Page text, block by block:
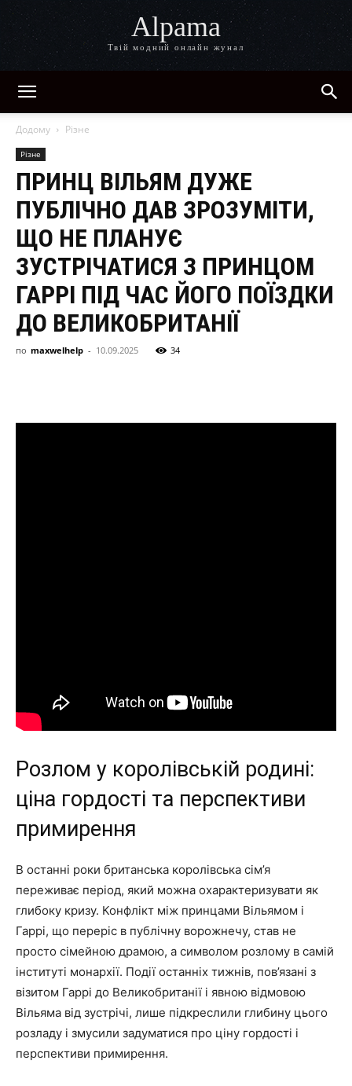
Alpama
Твій модний онлайн жунал
Додому Різне
Різне
ПРИНЦ ВІЛЬЯМ ДУЖЕ
ПУБЛІЧНО ДАВ ЗРОЗУМІТИ,
ЩО НЕ ПЛАНУЄ
ЗУСТРІЧАТИСЯ З ПРИНЦОМ
ГАРРІ ПІД ЧАС ЙОГО ПОЇЗДКИ
ДО ВЕЛИКОБРИТАНІЇ
по maxwelhelp - 10.09.2025 34
Розлом у королівській родині:
ціна гордості та перспективи
примирення
В останні роки британська королівська сім’я
переживає період, який можна охарактеризувати як
глибоку кризу. Конфлікт між принцами Вільямом і
Гаррі, що переріс в публічну ворожнечу, став не
просто сімейною драмою, а символом розлому в самій
інституті монархії. Події останніх тижнів, пов’язані з
візитом Гаррі до Великобританії і явною відмовою
Вільяма від зустрічі, лише підкреслили глибину цього
розладу і змусили задуматися про ціну гордості і
перспективи примирення.